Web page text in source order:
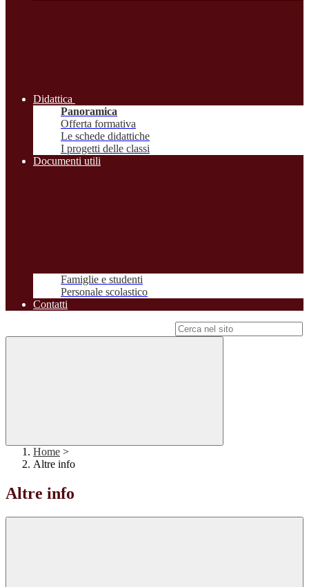
Didattica
Panoramica
Offerta formativa
Le schede didattiche
I progetti delle classi
Documenti utili
Famiglie e studenti
Personale scolastico
Contatti
Home >
Altre info
Altre info